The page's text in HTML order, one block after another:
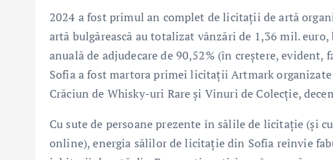
2024 a fost primul an complet de licitații de artă
artă bulgărească au totalizat vânzări de 1,36 mil.
anuală de adjudecare de 90,52% (în creștere, evident,
Sofia a fost martora primei licitații Artmark
Crăciun de Whisky-uri Rare și Vinuri de Colecție,
Cu sute de persoane prezente în sălile de licitație (și
online), energia sălilor de licitație din Sofia reînvie